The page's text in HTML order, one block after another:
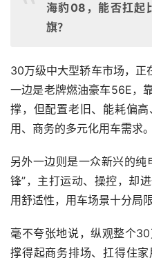
海豹08，能否扛起
旗？
30万级中大型轿车市场，正
一边是老牌燃油豪车56E，
撑，但配置老旧、能耗偏
用、商务的多元化用车需求。
另外一边则是一众新兴的纯
锋”，主打运动、操控，却
用舒适性，用车场景十分局限
毫不夸张地说，纵观整个
撑得起商务排场、扛得住